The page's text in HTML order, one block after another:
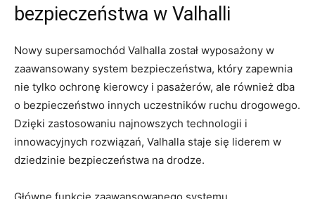
bezpieczeństwa w‌ Valhalli
Nowy supersamochód Valhalla został wyposażony w
zaawansowany system bezpieczeństwa, który zapewnia
nie tylko ochronę ‌kierowcy i pasażerów,‍ ale⁣ również dba
o bezpieczeństwo innych uczestników ruchu drogowego.
Dzięki zastosowaniu najnowszych technologii i
innowacyjnych rozwiązań, Valhalla staje się liderem w
dziedzinie bezpieczeństwa na ‌drodze.